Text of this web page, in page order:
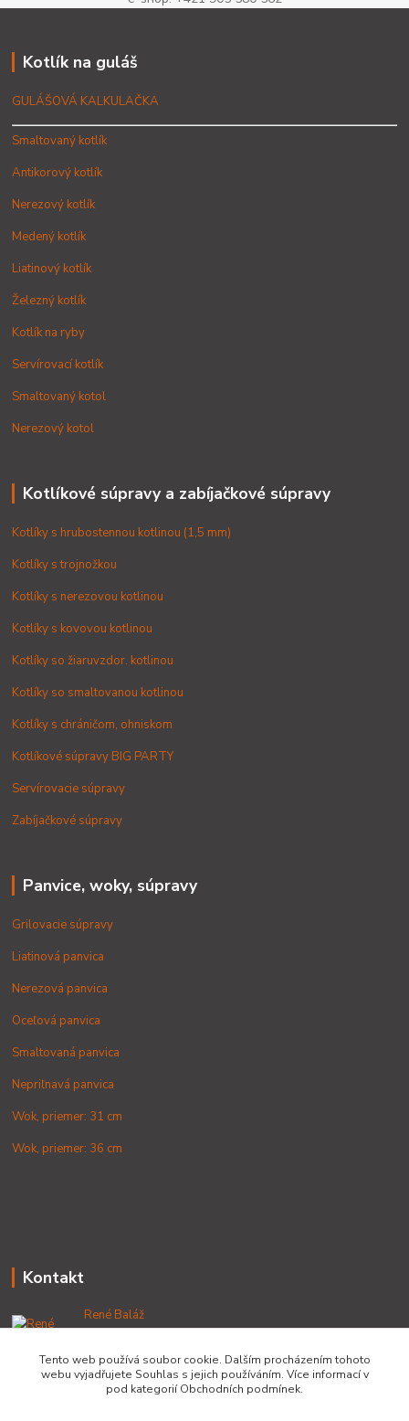
Kotlík na guláš
GULÁŠOVÁ KALKULAČKA
Smaltovaný kotlík
Antikorový kotlík
Nerezový kotlík
Medený kotlík
Liatinový kotlík
Železný kotlík
Kotlík na ryby
Servírovací kotlík
Smaltovaný kotol
Nerezový kotol
Kotlíkové súpravy a zabíjačkové súpravy
Kotlíky s hrubostennou kotlinou (1,5 mm)
Kotlíky s trojnožkou
Kotlíky s nerezovou kotlinou
Kotlíky s kovovou kotlinou
Kotlíky so žiaruvzdor. kotlinou
Kotlíky so smaltovanou kotlinou
Kotlíky s chráničom, ohniskom
Kotlíkové súpravy BIG PARTY
Servírovacie súpravy
Zabíjačkové súpravy
Panvice, woky, súpravy
Grilovacie súpravy
Liatinová panvica
Nerezová panvica
Oceľová panvica
Smaltovaná panvica
Nepriľnavá panvica
Wok, priemer: 31 cm
Wok, priemer: 36 cm
Kontakt
René Baláž
+421 902 212 007
od 8:00 - do 16:00 hod
info@lacnekotliky.sk
Tento web používá soubor cookie. Dalším procházením tohoto
webu vyjadřujete Souhlas s jejich používáním. Více informací v
pod kategorií Obchodních podmínek.